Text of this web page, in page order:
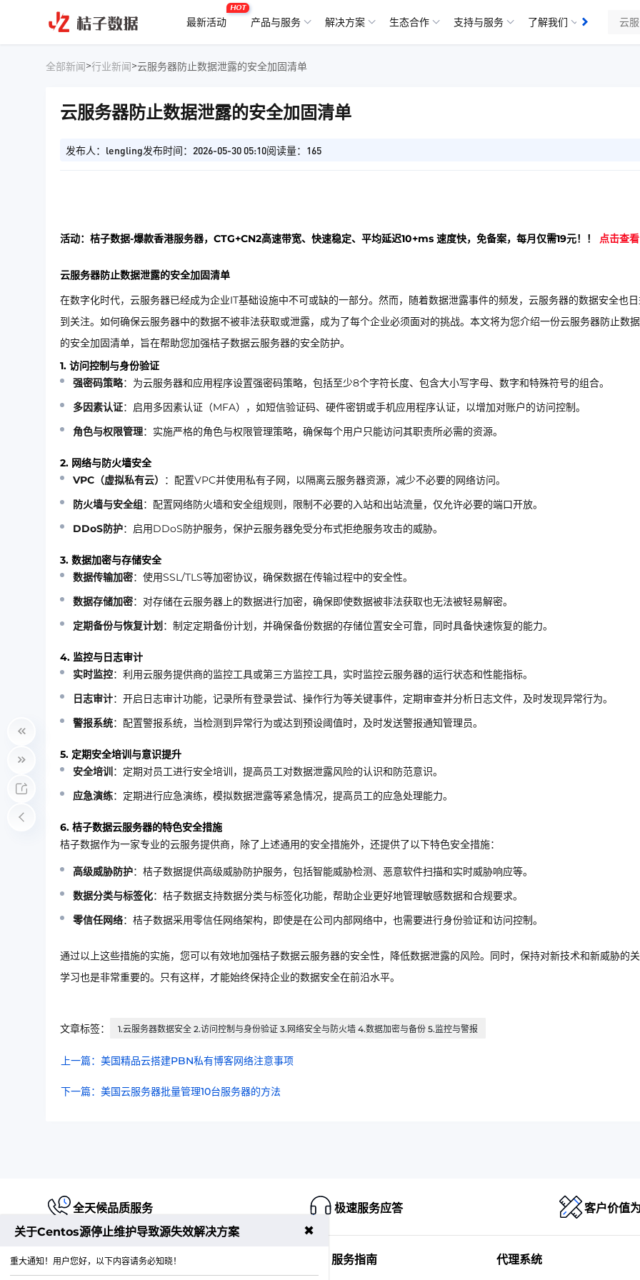
最新活动
HOT
产品与服务 解决方案 生态合作 支持与服务 了解我们
全部新闻>行业新闻>云服务器防止数据泄露的安全加固清单
云服务器防止数据泄露的安全加固清单
发布人：lengling发布时间：2026-05-30 05:10阅读量：165
活动：桔子数据-爆款香港服务器，CTG+CN2高速带宽、快速稳定、平均延迟10+ms 速度快，免备案，每月仅需19元！！ 点击查看
云服务器防止数据泄露的安全加固清单
在数字化时代，云服务器已经成为企业IT基础设施中不可或缺的一部分。然而，随着数据泄露事件的频发，云服务器的数据安全也
到关注。如何确保云服务器中的数据不被非法获取或泄露，成为了每个企业必须面对的挑战。本文将为您介绍一份云服务器防止数
的安全加固清单，旨在帮助您加强桔子数据云服务器的安全防护。
1. 访问控制与身份验证
强密码策略：为云服务器和应用程序设置强密码策略，包括至少8个字符长度、包含大小写字母、数字和特殊符号的组合。
多因素认证：启用多因素认证（MFA），如短信验证码、硬件密钥或手机应用程序认证，以增加对账户的访问控制。
角色与权限管理：实施严格的角色与权限管理策略，确保每个用户只能访问其职责所必需的资源。
2. 网络与防火墙安全
VPC（虚拟私有云）
：配置VPC并使用私有子网，以隔离云服务器资源，减少不必要的网络访问。
防火墙与安全组：配置网络防火墙和安全组规则，限制不必要的入站和出站流量，仅允许必要的端口开放。
DDoS防护：启用DDoS防护服务，保护云服务器免受分布式拒绝服务攻击的威胁。
3. 数据加密与存储安全
数据传输加密：使用SSL/TLS等加密协议，确保数据在传输过程中的安全性。
数据存储加密：对存储在云服务器上的数据进行加密，确保即使数据被非法获取也无法被轻易解密。
定期备份与恢复计划 ：制定定期备份计划，并确保备份数据的存储位置安全可靠，同时具备快速恢复的能力。
4. 监控与日志审计
实时监控：利用云服务提供商的监控工具或第三方监控工具，实时监控云服务器的运行状态和性能指标。
日志审计：开启日志审计功能，记录所有登录尝试、操作行为等关键事件，定期审查并分析日志文件，及时发现异常行为。
警报系统：配置警报系统，当检测到异常行为或达到预设阈值时，及时发送警报通知管理员。
5. 定期安全培训与意识提升
安全培训 ：定期对员工进行安全培训，提高员工对数据泄露风险的认识和防范意识。
应急演练：定期进行应急演练，模拟数据泄露等紧急情况，提高员工的应急处理能力。
6. 桔子数据云服务器的特色安全措施
桔子数据作为一家专业的云服务提供商，除了上述通用的安全措施外，还提供了以下特色安全措施：
高级威胁防护：桔子数据提供高级威胁防护服务，包括智能威胁检测、恶意软件扫描和实时威胁响应等。
数据分类与标签化：桔子数据支持数据分类与标签化功能，帮助企业更好地管理敏感数据和合规要求。
零信任网络：桔子数据采用零信任网络架构，即使是在公司内部网络中，也需要进行身份验证和访问控制。
通过以上这些措施的实施，您可以有效地加强桔子数据云服务器的安全性，降低数据泄露的风险。同时，保持对新技术和新威胁的
学习也是非常重要的。只有这样，才能始终保持企业的数据安全在前沿水平。
文章标签： 1.云服务器数据安全 2.访问控制与身份验证 3.网络安全与防火墙 4.数据加密与备份 5.监控与警报
上一篇：美国精品云搭建PBN私有博客网络注意事项
下一篇：美国云服务器批量管理10台服务器的方法
全天候品质服务 极速服务应答 客户价值
服务指南 代理系统
关于Centos源停止维护导致源失效解决方案 ✖
重大通知！用户您好，以下内容请务必知晓！